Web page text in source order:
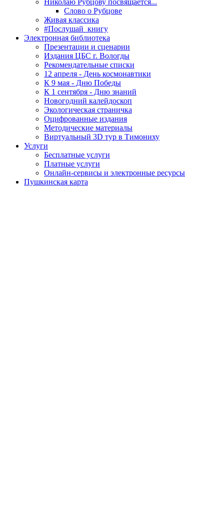
Слово о Рубцове
Живая классика
#Послушай_книгу
Электронная библиотека
Презентации и сценарии
Издания ЦБС г. Вологды
Рекомендательные списки
12 апреля - День космонавтики
К 9 мая - Дню Победы
К 1 сентября - Дню знаний
Новогодний калейдоскоп
Экологическая страничка
Оцифрованные издания
Методические материалы
Виртуальный 3D тур в Тимониху
Услуги
Бесплатные услуги
Платные услуги
Онлайн-сервисы и электронные ресурсы
Пушкинская карта